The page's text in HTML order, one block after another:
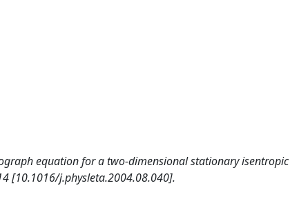
equation for a two-dimensional stationary isentropic
[10.1016/j.physleta.2004.08.040].